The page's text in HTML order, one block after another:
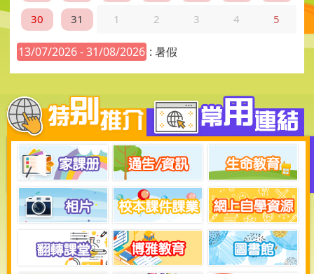
30 31 1 2 3 4 5
13/07/2026 - 31/08/2026 : 暑假